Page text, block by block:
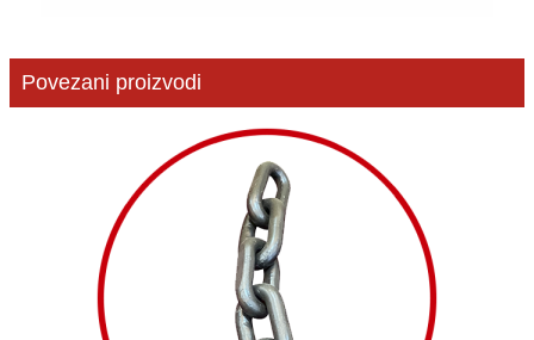
Povezani proizvodi